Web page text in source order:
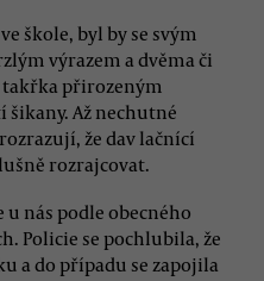
škole, byl by se svým
výrazem a dvěma či
takřka přirozeným
šikany. Až nechutné
že dav lačnící
rozrajcovat.
nás podle obecného
Policie se pochlubila, že
a do případu se zapojila